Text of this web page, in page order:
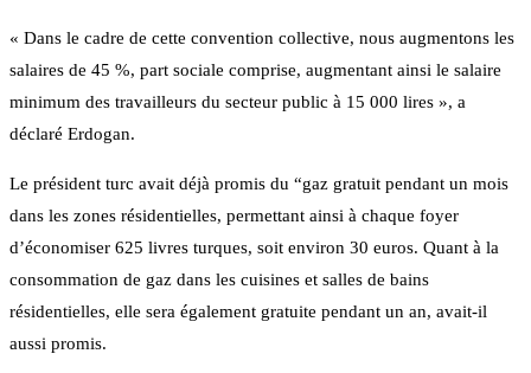
« Dans le cadre de cette convention collective, nous augmentons les
salaires de 45 %, part sociale comprise, augmentant ainsi le salaire
minimum des travailleurs du secteur public à 15 000 lires », a
déclaré Erdogan.
Le président turc avait déjà promis du “gaz gratuit pendant un mois
dans les zones résidentielles, permettant ainsi à chaque foyer
d’économiser 625 livres turques, soit environ 30 euros. Quant à la
consommation de gaz dans les cuisines et salles de bains
résidentielles, elle sera également gratuite pendant un an, avait-il
aussi promis.